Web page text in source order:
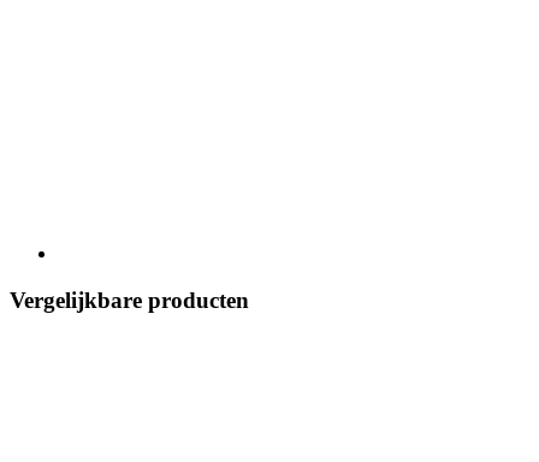
Vergelijkbare producten